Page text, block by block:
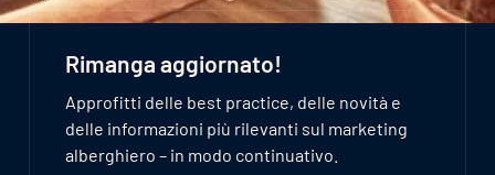
Rimanga aggiornato!
Approfitti delle best practice, delle novità e
delle informazioni più rilevanti sul marketing
alberghiero – in modo continuativo.